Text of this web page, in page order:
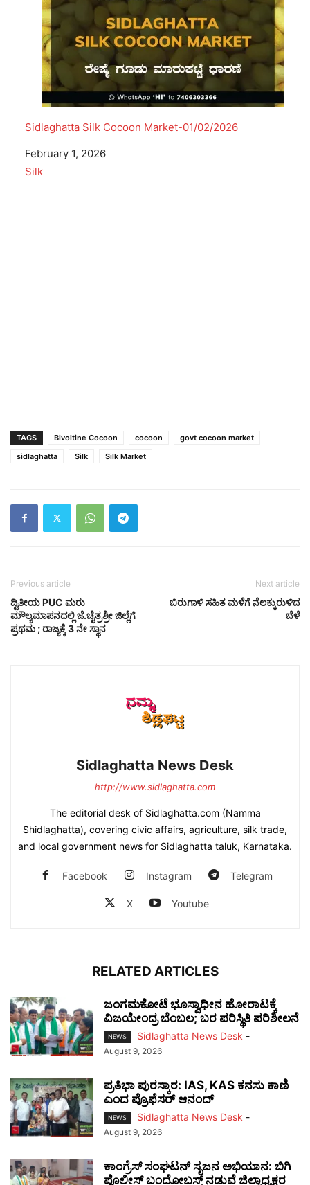
Sidlaghatta Silk Cocoon Market-01/02/2026
Date
February 1, 2026
In relation to
Silk
TAGS Bivoltine Cocoon cocoon
govt cocoon market
sidlaghatta
Silk Silk Market
Previous article
ದ್ವಿತೀಯ PUC ಮರು
ಮೌಲ್ಯಮಾಪನದಲ್ಲಿ ಜೆ.ಚೈತ್ರಶ್ರೀ ಜಿಲ್ಲೆಗೆ
ಪ್ರಥಮ ; ರಾಜ್ಯಕ್ಕೆ 3 ನೇ ಸ್ಥಾನ
Next article
ಬಿರುಗಾಳಿ ಸಹಿತ ಮಳೆಗೆ ನೆಲಕ್ಕುರುಳಿದ
ಬೆಳೆ
Sidlaghatta News Desk
http://www.sidlaghatta.com
The editorial desk of Sidlaghatta.com (Namma
Shidlaghatta), covering civic affairs, agriculture, silk trade,
and local government news for Sidlaghatta taluk, Karnataka.
Facebook Instagram Telegram
X Youtube
RELATED ARTICLES
ಜಂಗಮಕೋಟೆ ಭೂಸ್ವಾಧೀನ ಹೋರಾಟಕ್ಕೆ
ವಿಜಯೇಂದ್ರ ಬೆಂಬಲ; ಬರ ಪರಿಸ್ಥಿತಿ ಪರಿಶೀಲನೆ
NEWS Sidlaghatta News Desk -
August 9, 2026
ಪ್ರತಿಭಾ ಪುರಸ್ಕಾರ: IAS, KAS ಕನಸು ಕಾಣಿ
ಎಂದ ಪ್ರೊಫೆಸರ್ ಆನಂದ್
NEWS Sidlaghatta News Desk -
August 9, 2026
ಕಾಂಗ್ರೆಸ್ ಸಂಘಟನ್ ಸೃಜನ ಅಭಿಯಾನ: ಬಿಗಿ
ಪೊಲೀಸ್ ಬಂದೋಬಸ್ತ್ ನಡುವೆ ಜಿಲ್ಲಾಧ್ಯಕ್ಷರ